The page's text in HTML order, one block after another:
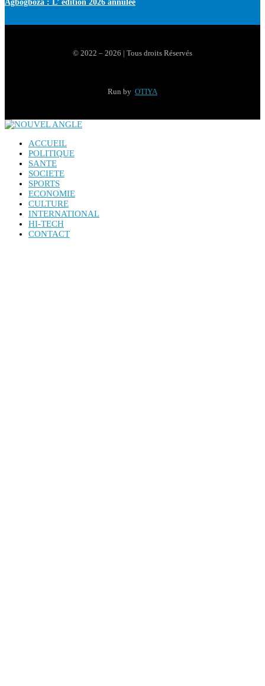
Agbogboza : L’ édition 2026 annulée
© 2022 – 2026 | Tous droits Réservés
Run by OTIYA
ACCUEIL
POLITIQUE
SANTE
SOCIETE
SPORTS
ECONOMIE
CULTURE
INTERNATIONAL
HI-TECH
CONTACT